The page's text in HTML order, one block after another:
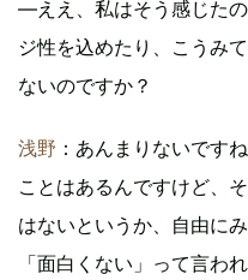
―ええ、私はそう感じた
ジ性を込めたり、こうみ
ないのですか？
浅野 ：あんまりないです
ことはあるんですけど、
はないというか、自由に
「面白くない」って言わ